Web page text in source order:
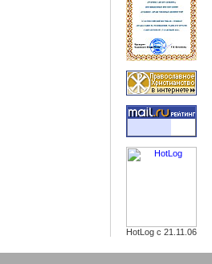
HotLog с 21.11.06